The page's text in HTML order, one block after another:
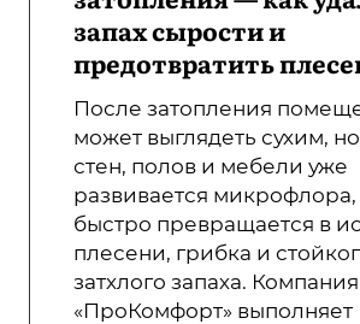
запах сырости и
предотвратить
После затопления
может выглядеть сухим,
стен, полов и мебели уже
развивается микрофлора,
быстро превращается в
плесени, грибка и
затхлого запаха. Компания
«ПроКомфорт» выполняет